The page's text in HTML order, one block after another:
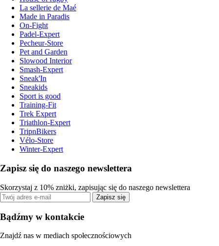
La sellerie de Maé
Made in Paradis
On-Fight
Padel-Expert
Pecheur-Store
Pet and Garden
Slowood Interior
Smash-Expert
Sneak'In
Sneakids
Sport is good
Training-Fit
Trek Expert
Triathlon-Expert
TripnBikers
Vélo-Store
Winter-Expert
Zapisz się do naszego newslettera
Skorzystaj z 10% zniżki, zapisując się do naszego newslettera
Zapisz się
Bądźmy w kontakcie
Znajdź nas w mediach społecznościowych